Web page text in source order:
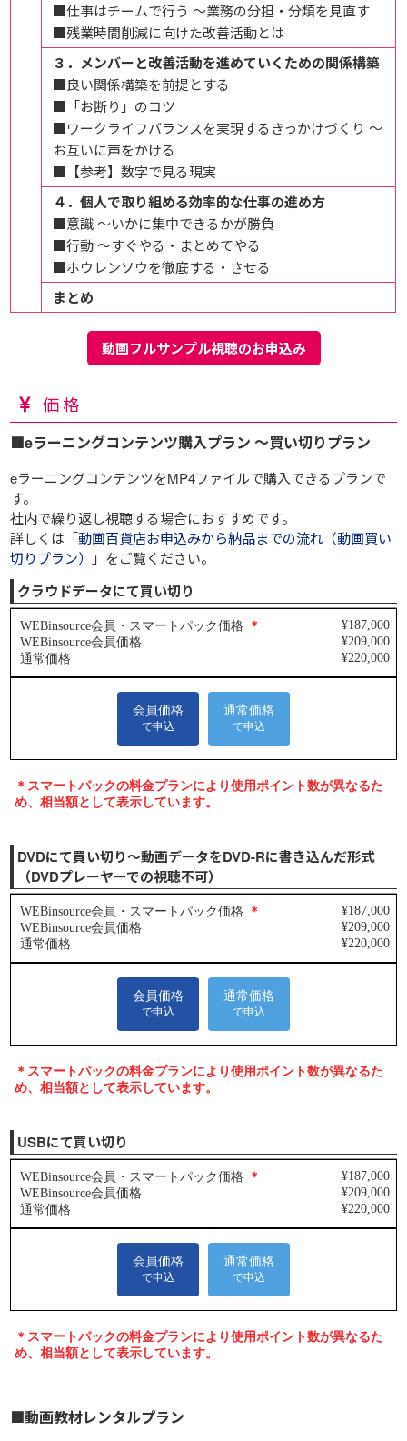
■仕事はチームで行う ～業務の分担・分類を見直す
■残業時間削減に向けた改善活動とは
３．メンバーと改善活動を進めていくための関係構築
■良い関係構築を前提とする
■「お断り」のコツ
■ワークライフバランスを実現するきっかけづくり ～
お互いに声をかける
■【参考】数字で見る現実
４．個人で取り組める効率的な仕事の進め方
■意識 ～いかに集中できるかが勝負
■行動 ～すぐやる・まとめてやる
■ホウレンソウを徹底する・させる
まとめ
動画フルサンプル視聴のお申込み
価格
■eラーニングコンテンツ購入プラン ～買い切りプラン
eラーニングコンテンツをMP4ファイルで購入できるプランで
す。
社内で繰り返し視聴する場合におすすめです。
詳しくは「動画百貨店お申込みから納品までの流れ（動画買い
切りプラン）
」をご覧ください。
クラウドデータにて買い切り
DVDにて買い切り～動画データをDVD-Rに書き込んだ形式
（DVDプレーヤーでの視聴不可）
USBにて買い切り
■動画教材レンタルプラン